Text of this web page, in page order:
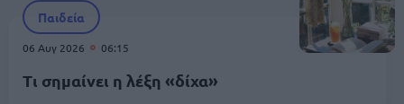
Παιδεία
06 Αυγ 2026 06:15
Τι σημαίνει η λέξη «δίχα»